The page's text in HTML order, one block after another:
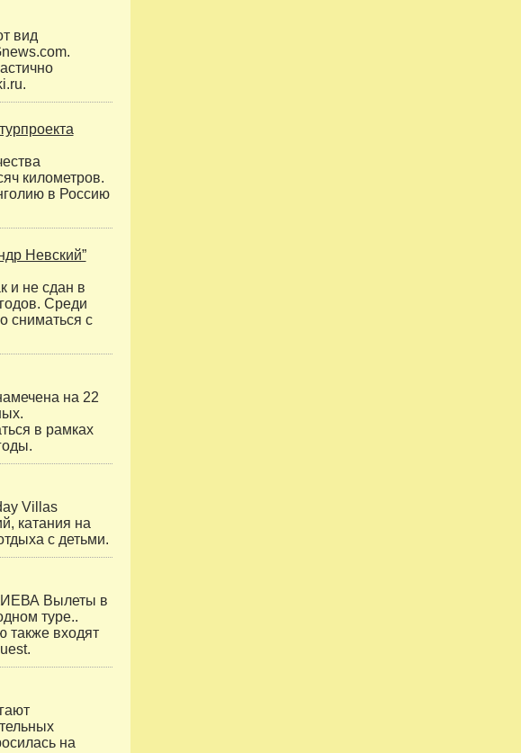
вид
километров.
в Россию
Невский”
и не сдан в
Среди
сниматься с
на 22
в рамках
Villas
катания на
с детьми.
Вылеты в
туре..
также входят
на